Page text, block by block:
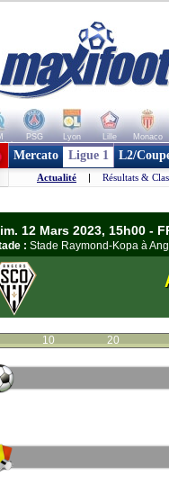
PSG Lyon Lille Monaco
Mercato Ligue 1 L2/
Actualité | Résultats &
12 Mars 2023, 15h00 -
: Stade Raymond-Kopa à
10 20